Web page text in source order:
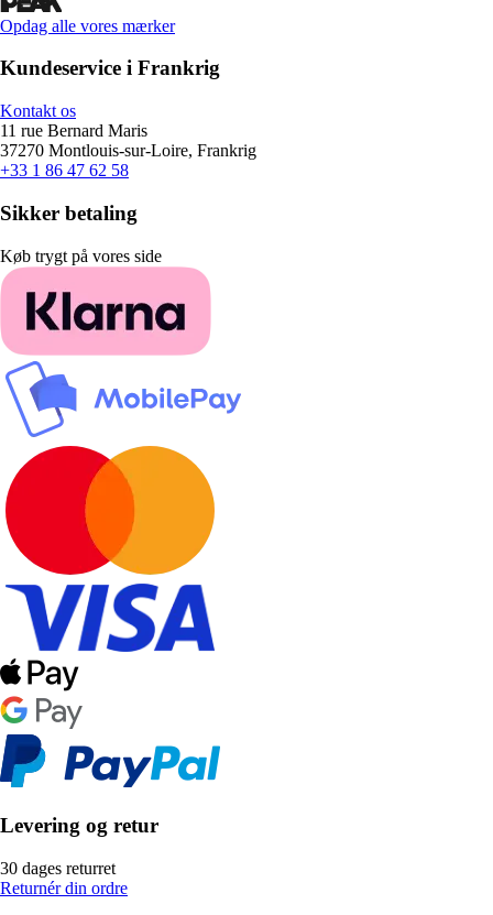
Opdag alle vores mærker
Kundeservice i Frankrig
Kontakt os
11 rue Bernard Maris
37270 Montlouis-sur-Loire, Frankrig
+33 1 86 47 62 58
Sikker betaling
Køb trygt på vores side
Levering og retur
30 dages returret
Returnér din ordre